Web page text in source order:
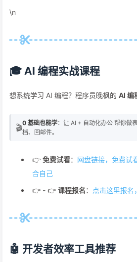
\n
🎓 AI 编程实战课程
想系统学习 AI 编程？程序员晚枫的 AI 编
🎬0 基础也能学：让 AI + 自动化办公 帮你做
档、回邮件。
👉 免费试看： 网盘链接，免费试
合自己
👉 - 👉 课程报名： 点击这里报名
🤖 开发者效率工具推荐